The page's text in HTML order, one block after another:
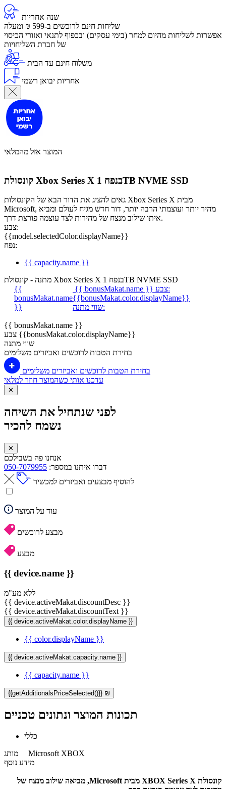
שנה אחריות
שליחות חינם לרוכשים ב-599 ₪ ומעלה
​אפשרות לשליחות מהיום למחר (בימי עסקים) ובכפוף לתנאי ואזורי הכיסוי
של חברת השליחויות
משלוח חינם עד הבית
אחריות יבואן רשמי
המוצר אזל מהמלאי
קונסולת Xbox Series X בנפח 1TB NVME SSD
גאים להציג את הדור הבא של הקונסולות Xbox Series X מבית
Microsoft, מהיר יותר ועוצמתי הרבה יותר, דור חדש מגיח לעולם ומביא
איתו שילוב מנצח של מהירות לצד עוצמה פורצת דרך.
צבע:
{{model.selectedColor.displayName}}
נפח:
{{ capacity.name }}
מתנה - קונסולת Xbox Series X בנפח 1TB NVME SSD
{{
bonusMakat.name
}}
{{ bonusMakat.name }}
צבע:
{{bonusMakat.color.displayName}}
שווי מתנה:
{{ bonusMakat.name }}
צבע {{bonusMakat.color.displayName}}
שווי מתנה
בחירת הטבות לרוכשים ואביזרים משלימים
בחירת הטבות לרוכשים ואביזרים משלימים
עדכנו אותי כשהמוצר חוזר למלאי
✕
לפני שנתחיל את השיחה
נשמח להכיר
✕
אנחנו פה בשבילכם
דברו איתנו במספר: 050-7079955
להוסיף מבצעים ואביזרים למכשיר
עוד על המוצר
מבצע לרוכשים
מבצע
{{ device.name }}
ללא מע"מ
{{ device.activeMakat.discountDesc }}
{{ device.activeMakat.discountText }}
{{ device.activeMakat.color.displayName }}
{{ color.displayName }}
{{ device.activeMakat.capacity.name }}
{{ capacity.name }}
{{getAdditionalsPriceSelected()}} ₪
תכונות המוצר ונתונים טכניים
כללי
מותג Microsoft XBOX
מידע נוסף
קונסולת XBOX Series X מבית Microsoft, מביאה שילוב מנצח של